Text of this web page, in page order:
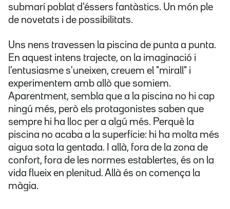
submarí poblat d'éssers fantàstics. Un món ple
de novetats i de possibilitats.
Uns nens travessen la piscina de punta a punta.
En aquest intens trajecte, on la imaginació i
l'entusiasme s'uneixen, creuem el "mirall" i
experimentem amb allò que somiem.
Aparentment, sembla que a la piscina no hi cap
ningú més, però els protagonistes saben que
sempre hi ha lloc per a algú més. Perquè la
piscina no acaba a la superfície: hi ha molta més
aigua sota la gentada. I allà, fora de la zona de
confort, fora de les normes establertes, és on la
vida flueix en plenitud. Allà és on comença la
màgia.